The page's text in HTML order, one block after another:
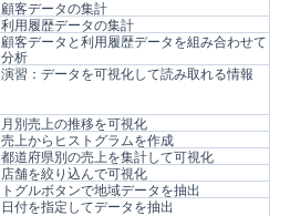
顧客データの集計
利用履歴データの集計
顧客データと利用履歴データを組み合わせて
分析
演習：データを可視化して読み取れる情報
月別売上の推移を可視化
売上からヒストグラムを作成
都道府県別の売上を集計して可視化
店舗を絞り込んで可視化
トグルボタンで地域データを抽出
日付を指定してデータを抽出